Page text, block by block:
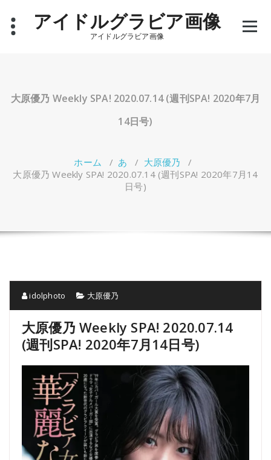
アイドルグラビア画像
アイドルグラビア画像
大原優乃 Weekly SPA! 2020.07.14 (週刊SPA! 2020年7月
14日号)
ホーム / あ / 大原優乃 /
大原優乃 Weekly SPA! 2020.07.14 (週刊SPA! 2020年7月14
日号)
idolphoto 大原優乃
大原優乃 Weekly SPA! 2020.07.14
(週刊SPA! 2020年7月14日号)